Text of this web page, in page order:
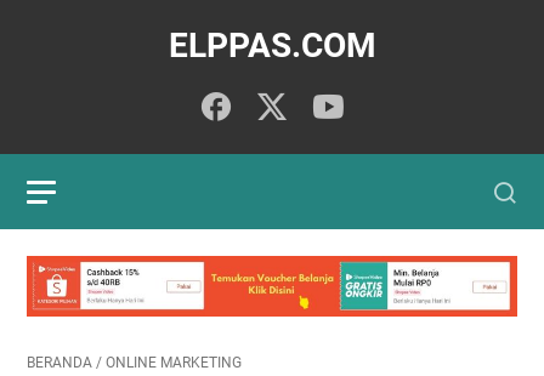
ELPPAS.COM
BERANDA / ONLINE MARKETING